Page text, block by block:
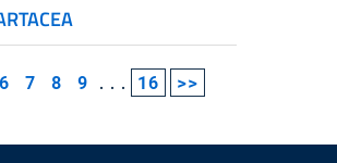
6 7 8 9 ... 16 >>